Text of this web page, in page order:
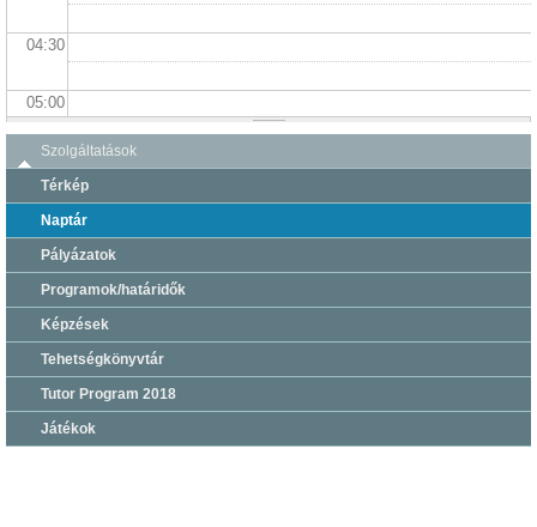
04:30
05:00
05:30
06:00
06:30
07:00
07:30
08:00
Szolgáltatások
Térkép
Naptár
Pályázatok
Programok/határidők
Képzések
Tehetségkönyvtár
Tutor Program 2018
Játékok